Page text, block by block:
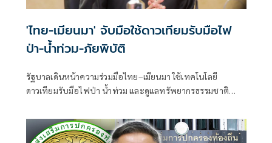
'ไทย-เมียนมา' จับมือใช้ดาวเทียมรับมือไฟ
ป่า-น้ำท่วม-ภัยพิบัติ
รัฐบาลเดินหน้าความร่วมมือไทย–เมียนมา ใช้เทคโนโลยี
ดาวเทียมรับมือไฟป่า น้ำท่วม และดูแลทรัพยากรธรรมชาติ